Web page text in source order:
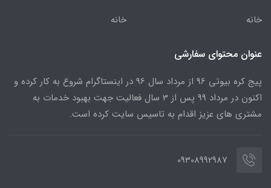
خانه خانه
عنوان محتوای سفارشی
پیج کره بیوتی 96 از مرداد سال 96 در اینستاگرام شروع به کار کرده و
اکنون در مرداد 99 پس از 3 سال فعالیت جهت بهبود خدمات به
مشتری های عزیز اقدام به تاسیس سایت کرده است.
09308992987